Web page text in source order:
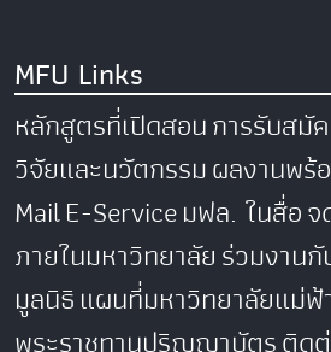
MFU Links
หลักสูตรที่เปิดสอนการรับสมั
วิจัยและนวัตกรรมผลงานพร้
MailE-Serviceมฟล. ในสื่อจ
ภายในมหาวิทยาลัยร่วมงาน
มูลนิธิแผนที่มหาวิทยาลัยแม่ฟ้
พระราชทานปริญญาบัตรติด